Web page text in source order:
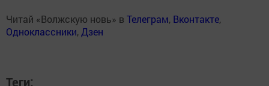
Читай «Волжскую новь» в Телеграм, Вконтакте,
Одноклассники, Дзен
Теги: